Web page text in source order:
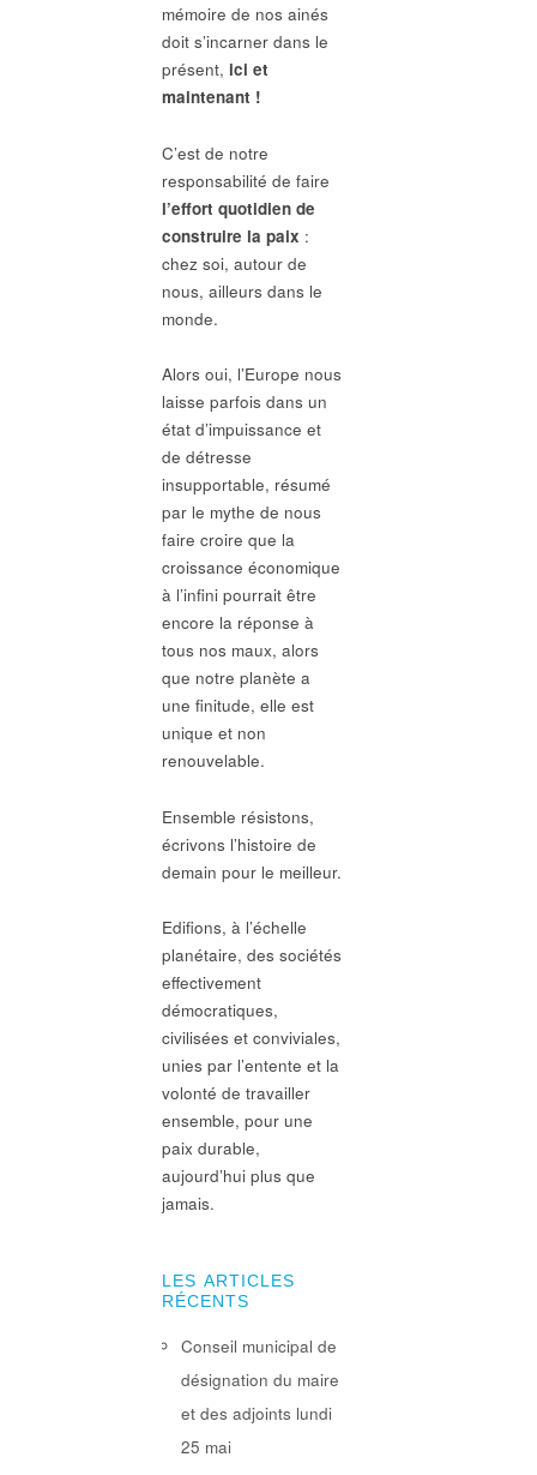
mémoire de nos ainés
doit s’incarner dans le
présent, ici et
maintenant !
C’est de notre
responsabilité de faire
l’effort quotidien de
construire la paix :
chez soi, autour de
nous, ailleurs dans le
monde.
Alors oui, l’Europe nous
laisse parfois dans un
état d’impuissance et
de détresse
insupportable, résumé
par le mythe de nous
faire croire que la
croissance économique
à l’infini pourrait être
encore la réponse à
tous nos maux, alors
que notre planète a
une finitude, elle est
unique et non
renouvelable.
Ensemble résistons,
écrivons l’histoire de
demain pour le meilleur.
Edifions, à l’échelle
planétaire, des sociétés
effectivement
démocratiques,
civilisées et conviviales,
unies par l’entente et la
volonté de travailler
ensemble, pour une
paix durable,
aujourd’hui plus que
jamais.
LES ARTICLES
RÉCENTS
Conseil municipal de
désignation du maire
et des adjoints lundi
25 mai